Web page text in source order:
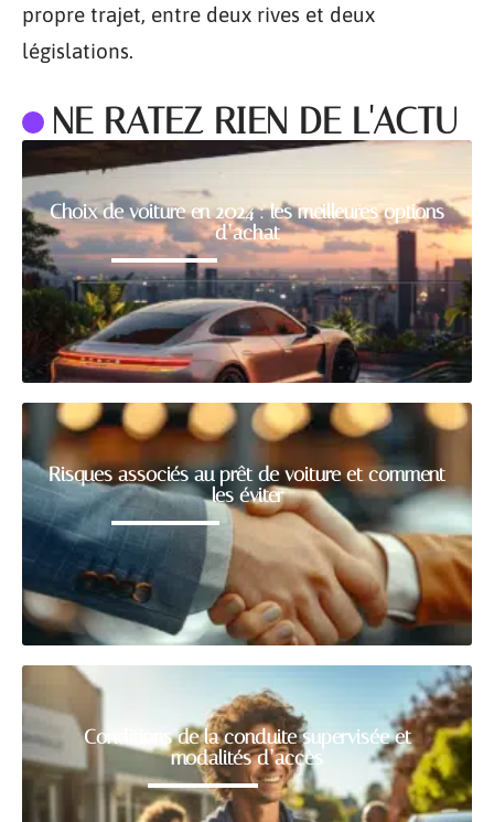
propre trajet, entre deux rives et deux
législations.
NE RATEZ RIEN DE L'ACTU
Choix de voiture en 2024 : les meilleures options
d’achat
Risques associés au prêt de voiture et comment
les éviter
Conditions de la conduite supervisée et
modalités d’accès